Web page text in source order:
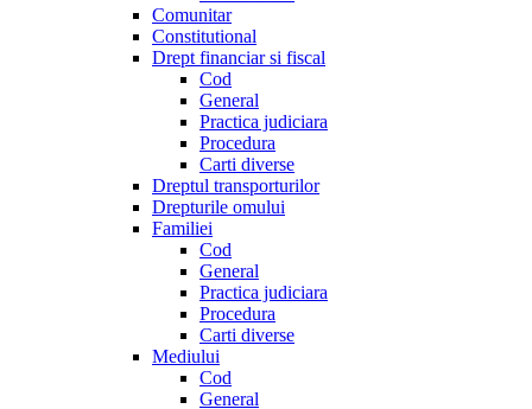
Comunitar
Constitutional
Drept financiar si fiscal
Cod
General
Practica judiciara
Procedura
Carti diverse
Dreptul transporturilor
Drepturile omului
Familiei
Cod
General
Practica judiciara
Procedura
Carti diverse
Mediului
Cod
General